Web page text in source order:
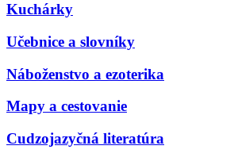
Kuchárky
Učebnice a slovníky
Náboženstvo a ezoterika
Mapy a cestovanie
Cudzojazyčná literatúra